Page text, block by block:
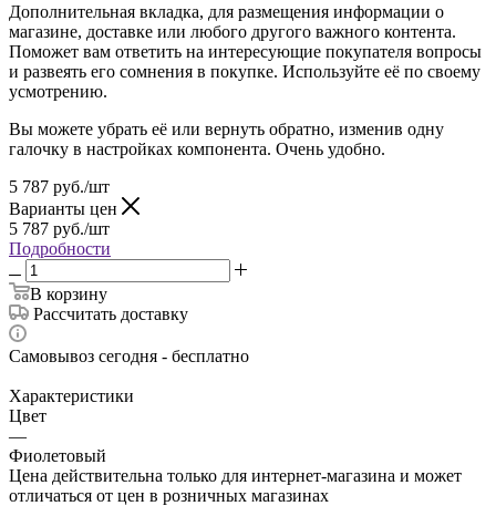
Дополнительная вкладка, для размещения информации о
магазине, доставке или любого другого важного контента.
Поможет вам ответить на интересующие покупателя вопросы
и развеять его сомнения в покупке. Используйте её по своему
усмотрению.
Вы можете убрать её или вернуть обратно, изменив одну
галочку в настройках компонента. Очень удобно.
5 787 руб./шт
Варианты цен
5 787 руб./шт
Подробности
В корзину
Рассчитать доставку
Самовывоз сегодня - бесплатно
Характеристики
Цвет
—
Фиолетовый
Цена действительна только для интернет-магазина и может
отличаться от цен в розничных магазинах